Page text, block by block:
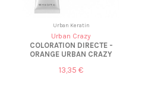
Urban Keratin
Urban Crazy
COLORATION DIRECTE -
ORANGE URBAN CRAZY
13,35 €